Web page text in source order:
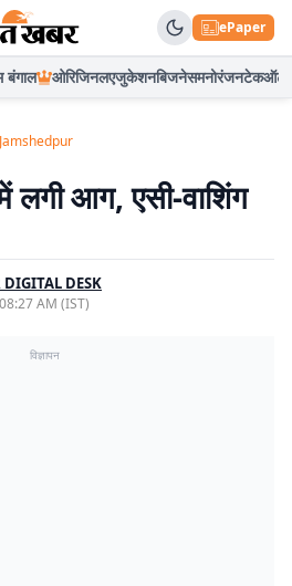
ePaper
बंगाल ओरिजिनलएजुकेशनबिजनेसमनोरंजनटेकऑटो
Jamshedpur
आग, एसी-वाशिंग
DESK
AM (IST)
विज्ञापन